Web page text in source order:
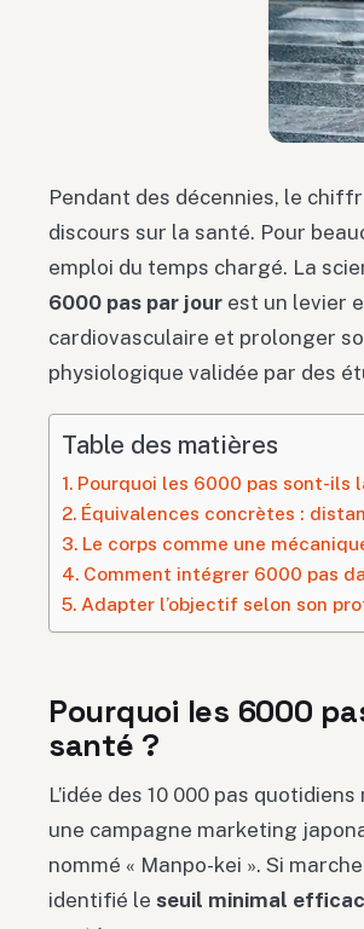
Pendant des décennies, le
discours sur la santé. Pour
emploi du temps chargé. La
6000 pas par jour est un levier
cardiovasculaire et prolonger
physiologique validée par des
Table des matières
Pourquoi les 6000 pas sont-ils
Équivalences concrètes :
Le corps comme une
Comment intégrer 6000 pas
Adapter l’objectif selon son
Pourquoi les 6000
santé ?
L’idée des 10 000 pas
une campagne marketing
nommé « Manpo-kei ». Si
identifié le seuil minimal